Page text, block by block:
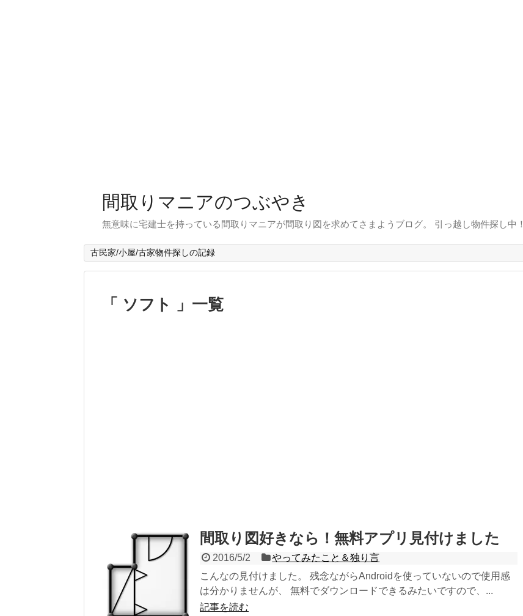
間取りマニアのつぶやき
無意味に宅建士を持っている間取りマニアが間取り図を求めてさまようブログ。 引っ越し物件探し中！
古民家/小屋/古家物件探しの記録
「 ソフト 」一覧
間取り図好きなら！無料アプリ見付けました
2016/5/2
やってみたこと＆独り言
こんなの見付けました。 残念ながらAndroidを使っていないので使用感
は分かりませんが、 無料でダウンロードできるみたいですので、...
記事を読む